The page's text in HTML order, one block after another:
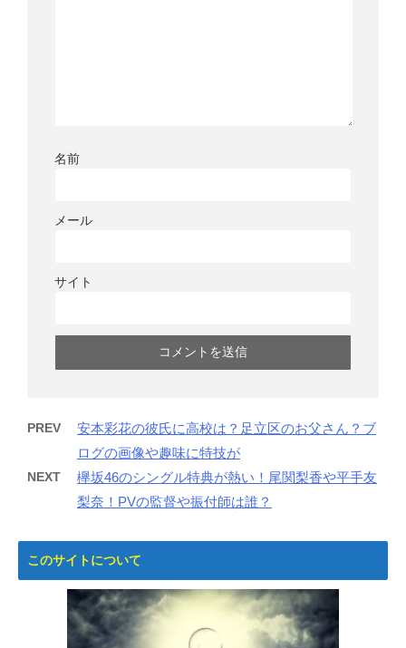
名前
メール
サイト
PREV
安本彩花の彼氏に高校は？足立区のお父さん？ブ
ログの画像や趣味に特技が
NEXT
欅坂46のシングル特典が熱い！尾関梨香や平手友
梨奈！PVの監督や振付師は誰？
このサイトについて